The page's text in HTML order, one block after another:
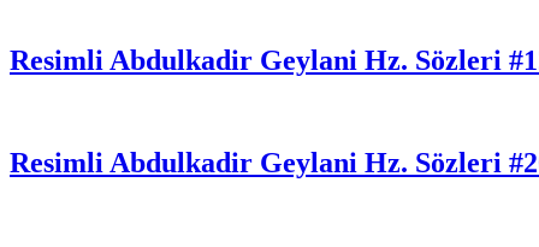
Resimli Abdulkadir Geylani Hz. Sözleri
Resimli Abdulkadir Geylani Hz. Sözleri